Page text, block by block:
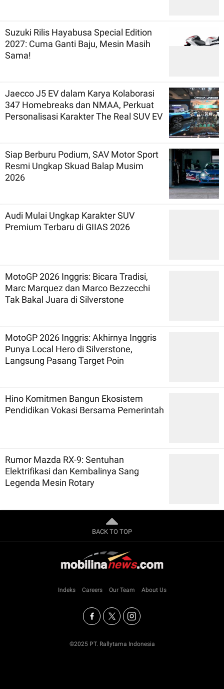
Suzuki Rilis Hayabusa Special Edition
2027: Cuma Ganti Baju, Mesin Masih
Sama!
Jaecco J5 EV dalam Karya Kolaborasi
347 Homebreaks dan NMAA, Perkuat
Personalisasi Karakter The Real SUV EV
Siap Berburu Podium, SAV Motor Sport
Resmi Ungkap Skuad Balap Musim
2026
Audi Mulai Ungkap Karakter SUV
Premium Terbaru di GIIAS 2026
MotoGP 2026 Inggris: Bicara Tradisi,
Marc Marquez dan Marco Bezzecchi
Tak Bakal Juara di Silverstone
MotoGP 2026 Inggris: Akhirnya Inggris
Punya Local Hero di Silverstone,
Langsung Pasang Target Poin
Hino Komitmen Bangun Ekosistem
Pendidikan Vokasi Bersama Pemerintah
Rumor Mazda RX-9: Sentuhan
Elektrifikasi dan Kembalinya Sang
Legenda Mesin Rotary
BACK TO TOP
Indeks Careers Our Team About Us
©2025 PT. Rallytama Indonesia